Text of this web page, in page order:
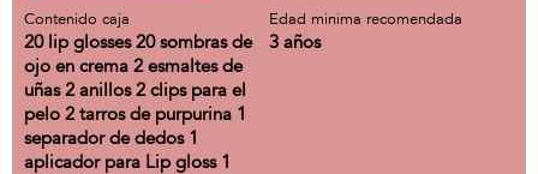
Contenido caja
20 lip glosses 20 sombras de
ojo en crema 2 esmaltes de
uñas 2 anillos 2 clips para el
pelo 2 tarros de purpurina 1
separador de dedos 1
aplicador para Lip gloss 1
Edad minima recomendada
3 años